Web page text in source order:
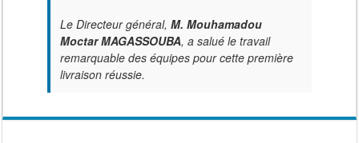
Le Directeur général, M. Mouhamadou
Moctar MAGASSOUBA, a salué le travail
remarquable des équipes pour cette première
livraison réussie.